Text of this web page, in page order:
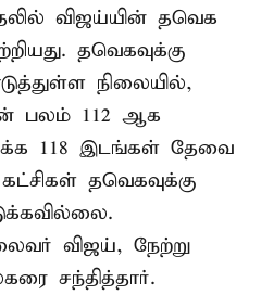
விஜய்யின் தவெக
தவெகவுக்கு
நிலையில்,
பலம் 112 ஆக
118 இடங்கள் தேவை
தவெகவுக்கு
விஜய், நேற்று
சந்தித்தார்.